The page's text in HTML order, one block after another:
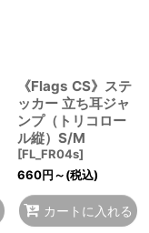
《Flags CS》ステ
ッカー 立ち耳ジャ
ンプ（トリコロー
ル縦）S/M
[FL_FR04s]
660円～(税込)
カートに入れる